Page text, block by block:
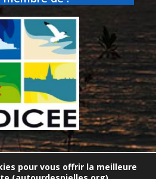
pour vous offrir la meilleure